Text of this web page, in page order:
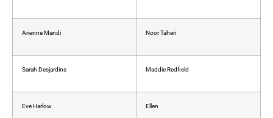
Arienne Mandi Noor Taheri
Sarah Desjardins Maddie Redfield
Eve Harlow Ellen